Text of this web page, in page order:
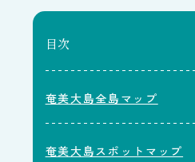
目次
奄美大島全島マップ
奄美大島スポットマップ